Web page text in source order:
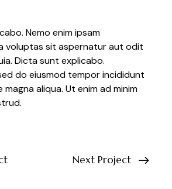
Nemo enim ipsam
voluptas sit aspernatur aut odit
Dicta sunt explicabo.
do eiusmod tempor incididunt
aliqua. Ut enim ad minim
Next Project